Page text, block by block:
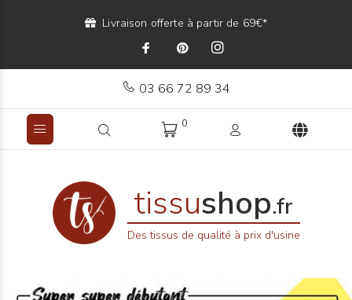
Livraison offerte à partir de 69€*
03 66 72 89 34
0
tissushop.fr
Des tissus de qualité à prix d'usine